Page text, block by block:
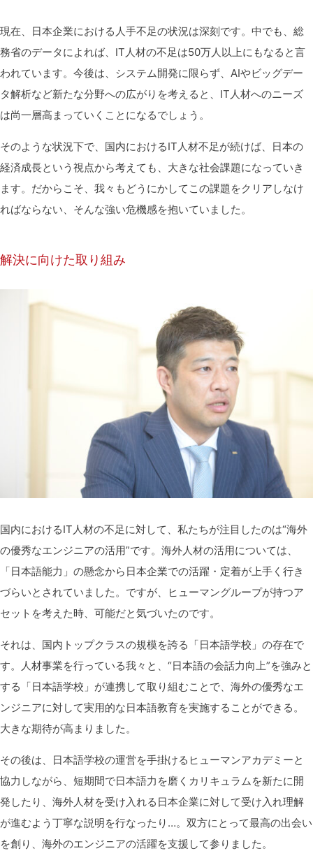
現在、日本企業における人手不足の状況は深刻です。中でも、総
務省のデータによれば、IT人材の不足は50万人以上にもなると言
われています。今後は、システム開発に限らず、AIやビッグデー
タ解析など新たな分野への広がりを考えると、IT人材へのニーズ
は尚一層高まっていくことになるでしょう。
そのような状況下で、国内におけるIT人材不足が続けば、日本の
経済成長という視点から考えても、大きな社会課題になっていき
ます。だからこそ、我々もどうにかしてこの課題をクリアしなけ
ればならない、そんな強い危機感を抱いていました。
解決に向けた取り組み
国内におけるIT人材の不足に対して、私たちが注目したのは“海外
の優秀なエンジニアの活用”です。海外人材の活用については、
「日本語能力」の懸念から日本企業での活躍・定着が上手く行き
づらいとされていました。ですが、ヒューマングループが持つア
セットを考えた時、可能だと気づいたのです。
それは、国内トップクラスの規模を誇る「日本語学校」の存在で
す。人材事業を行っている我々と、“日本語の会話力向上”を強みと
する「日本語学校」が連携して取り組むことで、海外の優秀なエ
ンジニアに対して実用的な日本語教育を実施することができる。
大きな期待が高まりました。
その後は、日本語学校の運営を手掛けるヒューマンアカデミーと
協力しながら、短期間で日本語力を磨くカリキュラムを新たに開
発したり、海外人材を受け入れる日本企業に対して受け入れ理解
が進むよう丁寧な説明を行なったり…。双方にとって最高の出会い
を創り、海外のエンジニアの活躍を支援して参りました。